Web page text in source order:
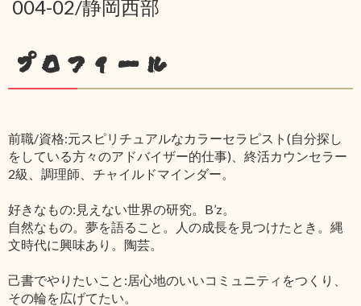
004-02/静岡西部
プロフィール
前職/資格:元スピリチュアルなカラーセラピスト(自分探し
をしている方々のアドバイザー的仕事)、終活カウンセラー
2級、調理師、チャイルドマインダー。
好きなもの:見えない世界の研究。B’z。
自然なもの。夢を語ること。人の成長を見つけたとき。縄
文時代に興味あり。陶芸。
己書でやりたいこと:居心地のいいコミュニティをつくり、
その輪を広げてたい。